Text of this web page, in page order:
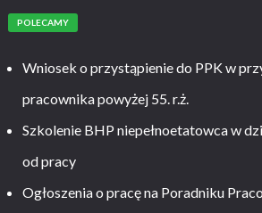
POLECAMY
Wniosek o przystąpienie do PPK w
pracownika powyżej 55. r.ż.
Szkolenie BHP niepełnoetatowca w
od pracy
Ogłoszenia o pracę na Poradniku